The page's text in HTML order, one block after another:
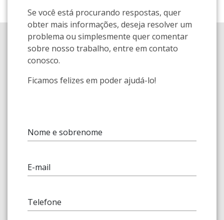
Se você está procurando respostas, quer
obter mais informações, deseja resolver um
problema ou simplesmente quer comentar
sobre nosso trabalho, entre em contato
conosco.
Ficamos felizes em poder ajudá-lo!
Nome e sobrenome
E-mail
Telefone